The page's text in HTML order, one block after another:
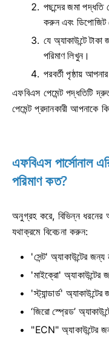
পছন্দের জমা পদ্ধতি
করুন এবং
যে অ্যাকাউন্টে
পরিমাণ লিখুন।
পরবর্তী পৃষ্ঠায়
এফবিএস পেমেন্ট পদ্ধতিটি
পেমেন্ট প্রদানকারী আপনাকে
এফবিএস পার্সোনাল
পরিমাণ কত?
অনুগ্রহ করে, বিভিন্ন ধরনের
যথাক্রমে বিবেচনা করুন:
'সেন্ট' অ্যাকাউন্টের
'মাইক্রো' অ্যাকাউন্টের
'স্ট্যান্ডার্ড'
‘জিরো স্প্রেড’
"ECN" অ্যাকাউন্টের